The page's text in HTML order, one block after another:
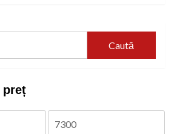
preț
Preț